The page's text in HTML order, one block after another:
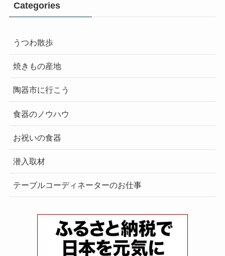
Categories
うつわ散歩
焼きもの産地
陶器市に行こう
食器のノウハウ
お祝いの食器
潜入取材
テーブルコーディネーターのお仕事